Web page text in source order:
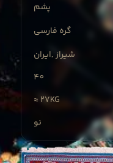
پشم
گره فارسی
ایران شیراز
40
≈ 27KG
نو